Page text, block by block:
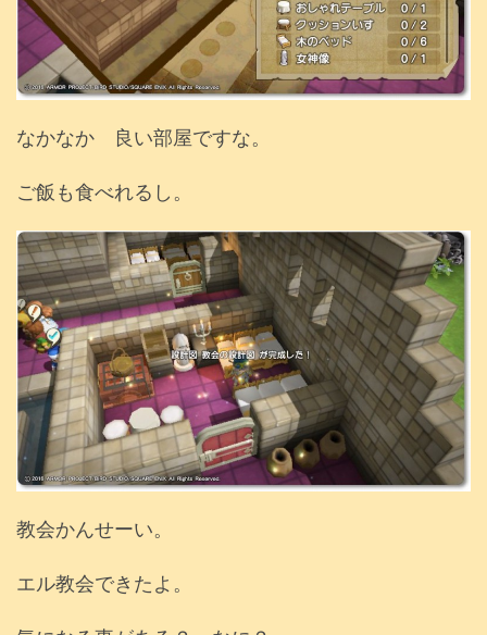
なかなか 良い部屋ですな。
ご飯も食べれるし。
教会かんせーい。
エル教会できたよ。